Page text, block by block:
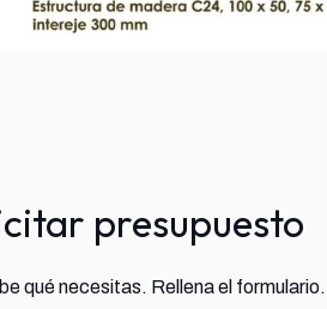
presupuesto
qué necesitas. Rellena el formulario.